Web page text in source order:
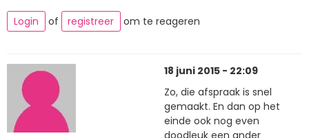
Login of registreer om te reageren
18 juni 2015 - 22:09
Zo, die afspraak is snel
gemaakt. En dan op het
einde ook nog even